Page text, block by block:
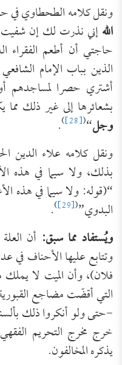
ونقل كلامه الطحطاوي في
اللهإني نذرت لك إن
حاجتي أن أطعم الفقراء
الذين بباب الإمام
أشتري حصرا لمساجدهم
بشعائرها إلى غير ذلك مما
وجل“
(
[28]
)
.
ونقل كلامه علاء الدين
بذلك، ولا سيما في هذه
“(قوله: ولا سيما في هذه
البدوي”(
[29]
)
.
ويُستفاد مما سبق: أن
وتتابع عليها الأحناف في
فلان)، وأن الميت لا
التي أقضّت مضاجع
-حتى ولو أنكروا ذلك
خرج مخرج التحريم
يذكره المخالفون.